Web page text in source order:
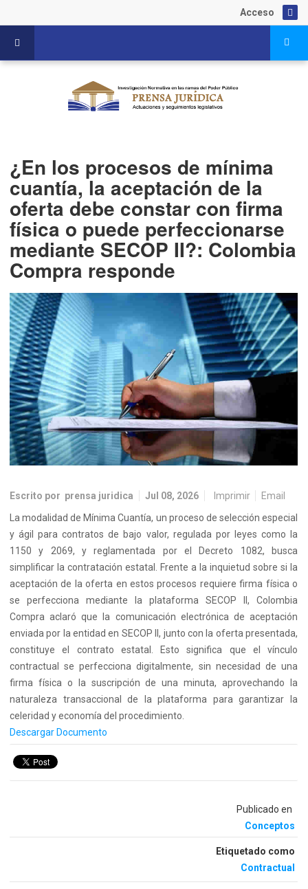
Acceso
¿En los procesos de mínima
cuantía, la aceptación de la
oferta debe constar con firma
física o puede perfeccionarse
mediante SECOP II?: Colombia
Compra responde
Escrito por prensa juridica Jul 08, 2026 Imprimir Email
Publicado en
Conceptos
Etiquetado como
Contractual
La modalidad de Mínima Cuantía, un proceso de selección especial
y ágil para contratos de bajo valor, regulada por leyes como la
1150 y 2069, y reglamentada por el Decreto 1082, busca
simplificar la contratación estatal. Frente a la inquietud sobre si la
aceptación de la oferta en estos procesos requiere firma física o
se perfecciona mediante la plataforma SECOP II, Colombia
Compra aclaró que la comunicación electrónica de aceptación
enviada por la entidad en SECOP II, junto con la oferta presentada,
constituye el contrato estatal. Esto significa que el vínculo
contractual se perfecciona digitalmente, sin necesidad de una
firma física o la suscripción de una minuta, aprovechando la
naturaleza transaccional de la plataforma para garantizar la
celeridad y economía del procedimiento.
Descargar Documento